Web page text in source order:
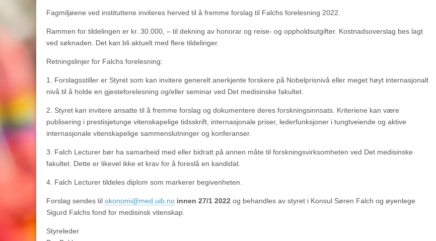
Fagmiljøene ved instituttene inviteres herved til å fremme forslag til Falchs forelesning 2022.
Rammen for tildelingen er kr. 30.000, – til dekning av honorar og reise- og oppholdsutgifter. Kostnadsoverslag bes lagt
ved søknaden. Det kan bli aktuelt med flere tildelinger.
Retningslinjer for Falchs forelesning:
1. Forslagsstiller er Styret som kan invitere generelt anerkjente forskere på Nobelprisnivå eller meget høyt internasjonalt
nivå til å holde en gjesteforelesning og/eller seminar ved Det medisinske fakultet.
2. Styret kan invitere ansatte til å fremme forslag og dokumentere deres forskningsinnsats. Kriteriene kan være
publisering i prestisjetunge vitenskapelige tidsskrift, internasjonale priser, lederfunksjoner i tungtveiende og aktive
internasjonale vitenskapelige sammenslutninger og konferanser.
3. Falch Lecturer bør ha samarbeid med eller bidratt på annen måte til forskningsvirksomheten ved Det medisinske
fakultet. Dette er likevel ikke et krav for å foreslå en kandidat.
4. Falch Lecturer tildeles diplom som markerer begivenheten.
Forslag sendes til okonomi@med.uib.no innen 27/1 2022 og behandles av styret i Konsul Søren Falch og øyenlege
Sigurd Falchs fond for medisinsk vitenskap.
Styreleder